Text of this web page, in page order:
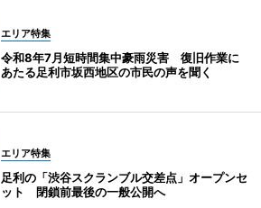
エリア特集
令和8年7月短時間集中豪雨災害 復旧作業に
あたる足利市坂西地区の市民の声を聞く
エリア特集
足利の「渋谷スクランブル交差点」オープンセ
ット 閉鎖前最後の一般公開へ